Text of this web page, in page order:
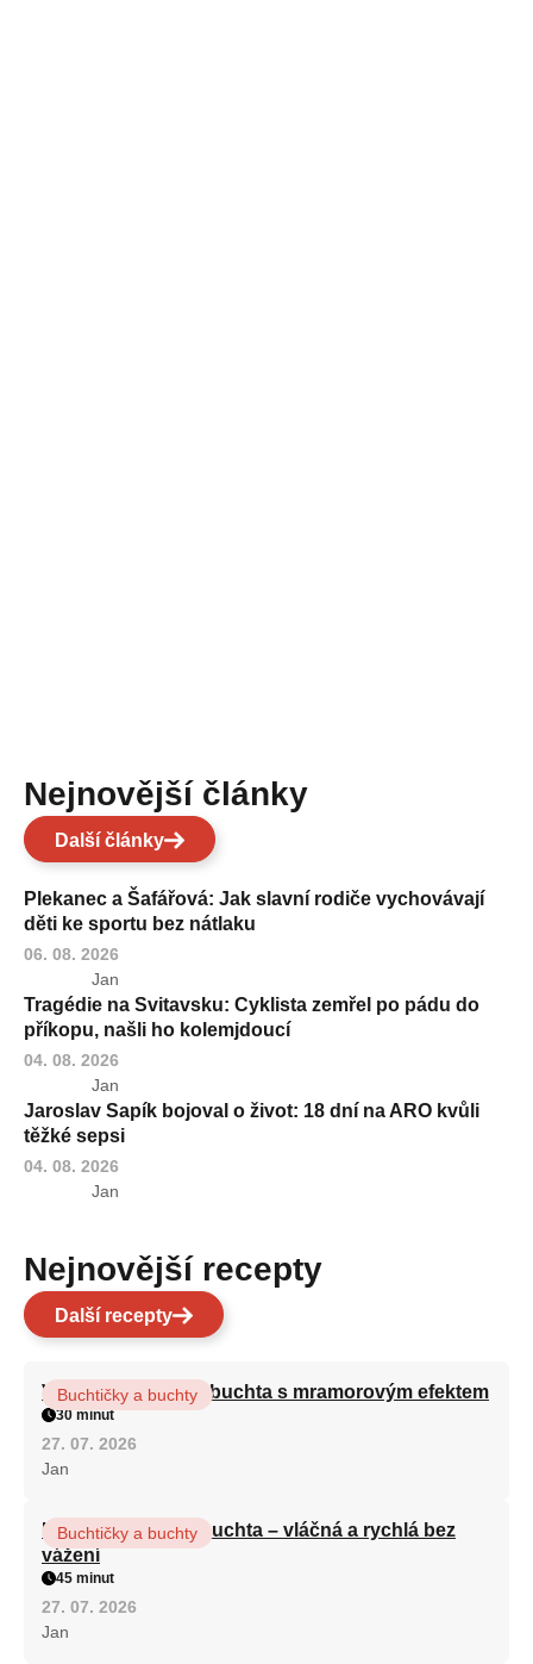
Nejnovější články
Další články
Plekanec a Šafářová: Jak slavní rodiče vychovávají
děti ke sportu bez nátlaku
06. 08. 2026
Jan
Tragédie na Svitavsku: Cyklista zemřel po pádu do
příkopu, našli ho kolemjdoucí
04. 08. 2026
Jan
Jaroslav Sapík bojoval o život: 18 dní na ARO kvůli
těžké sepsi
04. 08. 2026
Jan
Nejnovější recepty
Další recepty
Vláčná olejová litá buchta s mramorovým efektem
Buchtičky a buchty
30 minut
27. 07. 2026
Jan
Hrnková maková buchta – vláčná a rychlá bez
vážení
Buchtičky a buchty
45 minut
27. 07. 2026
Jan